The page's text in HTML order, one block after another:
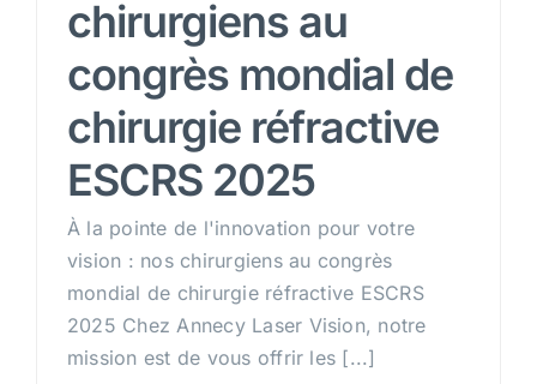
RDV
chirurgiens au
congrès mondial de
chirurgie réfractive
ESCRS 2025
À la pointe de l'innovation pour votre
vision : nos chirurgiens au congrès
mondial de chirurgie réfractive ESCRS
2025 Chez Annecy Laser Vision, notre
mission est de vous offrir les [...]